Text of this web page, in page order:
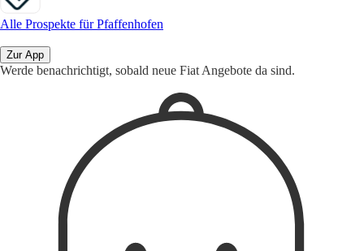
Alle Prospekte für Pfaffenhofen
Zur App
Werde benachrichtigt, sobald neue Fiat Angebote da sind.